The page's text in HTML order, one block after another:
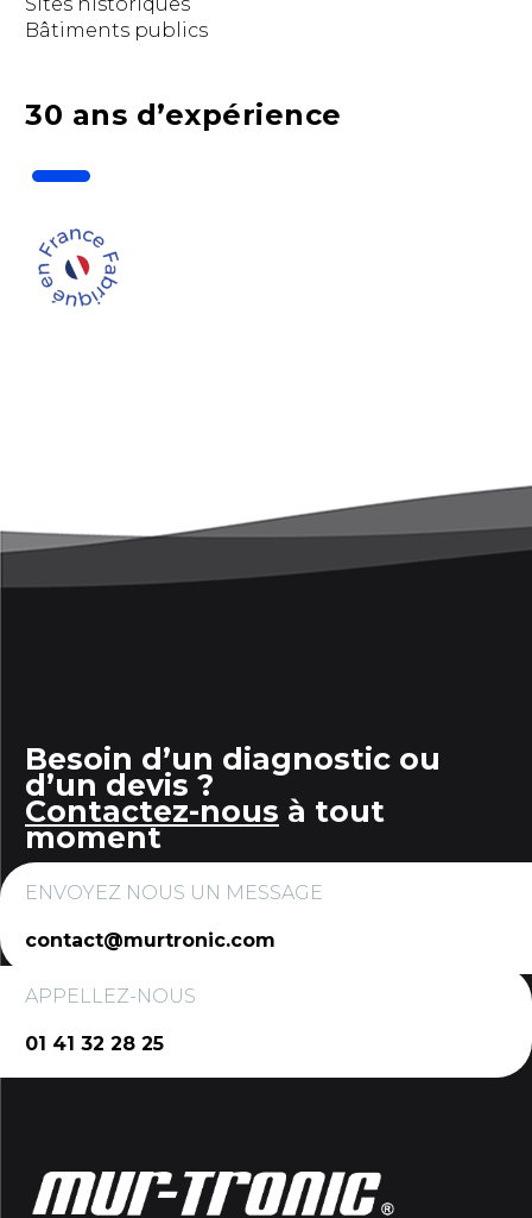
Bâtiments publics
30 ans d’expérience
Besoin d’un diagnostic ou
d’un devis ?
Contactez-nous à tout
moment
ENVOYEZ NOUS UN MESSAGE
contact@murtronic.com
APPELLEZ-NOUS
01 41 32 28 25